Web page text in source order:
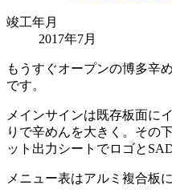
竣工年月
2017年7月
もうすぐオープンの博多辛
です。
メインサインは既存板面に
りで辛めんを大きく。その
ット出力シートでロゴと
メニュー表はアルミ複合板